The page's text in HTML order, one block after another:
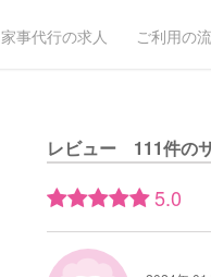
家事代行の求人 ご利用の
レビュー 111件の
5.0